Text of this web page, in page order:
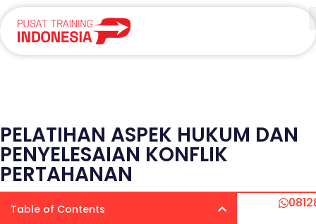
PELATIHAN ASPEK HUKUM DAN
PENYELESAIAN KONFLIK
PERTAHANAN
Table of Contents